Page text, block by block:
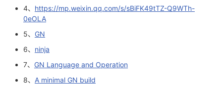
4、 https://mp.weixin.qq.com/s/sBiFK49tTZ-Q9WTh-
0eOLA
5、 GN
6、 ninja
7、 GN Language and Operation
8、 A minimal GN build